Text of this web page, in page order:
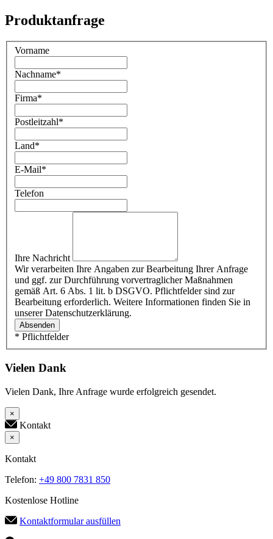
Produktanfrage
Vorname
Nachname*
Firma*
Postleitzahl*
Land*
E-Mail*
Telefon
Ihre Nachricht
Wir verarbeiten Ihre Angaben zur Bearbeitung Ihrer Anfrage
und ggf. zur Durchführung vorvertraglicher Maßnahmen
gemäß Art. 6 Abs. 1 lit. b DSGVO. Pflichtfelder sind zur
Bearbeitung erforderlich. Weitere Informationen finden Sie in
unserer Datenschutzerklärung.
Absenden
* Pflichtfelder
Vielen Dank
Vielen Dank, Ihre Anfrage wurde erfolgreich gesendet.
×
Kontakt
×
Kontakt
Telefon: +49 800 7831 850
Kostenlose Hotline
Kontaktformular ausfüllen